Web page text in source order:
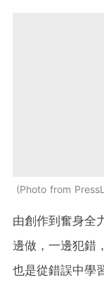
Photo from
由創作到奮身全
邊做，一邊犯錯
也是從錯誤中學